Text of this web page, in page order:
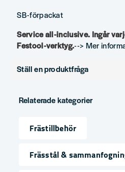
SB-förpackat
Service all-inclusive. Ingår
Festool-verktyg.--> Mer
Ställ en produktfråga
Fråga oss något om denna
Namn
Relaterade kategorier
Frästillbehör
Frässtål &